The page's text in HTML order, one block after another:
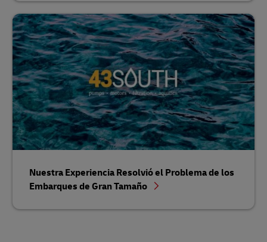
Nuestra Experiencia Resolvió el Problema de los
Embarques de Gran Tamaño